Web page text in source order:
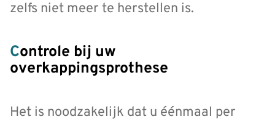
zelfs niet meer te herstellen is.
Controle bij uw
overkappingsprothese
Het is noodzakelijk dat u éénmaal per